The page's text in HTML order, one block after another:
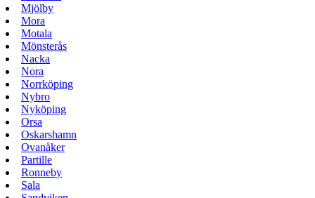
Mjölby
Mora
Motala
Mönsterås
Nacka
Nora
Norrköping
Nybro
Nyköping
Orsa
Oskarshamn
Ovanåker
Partille
Ronneby
Sala